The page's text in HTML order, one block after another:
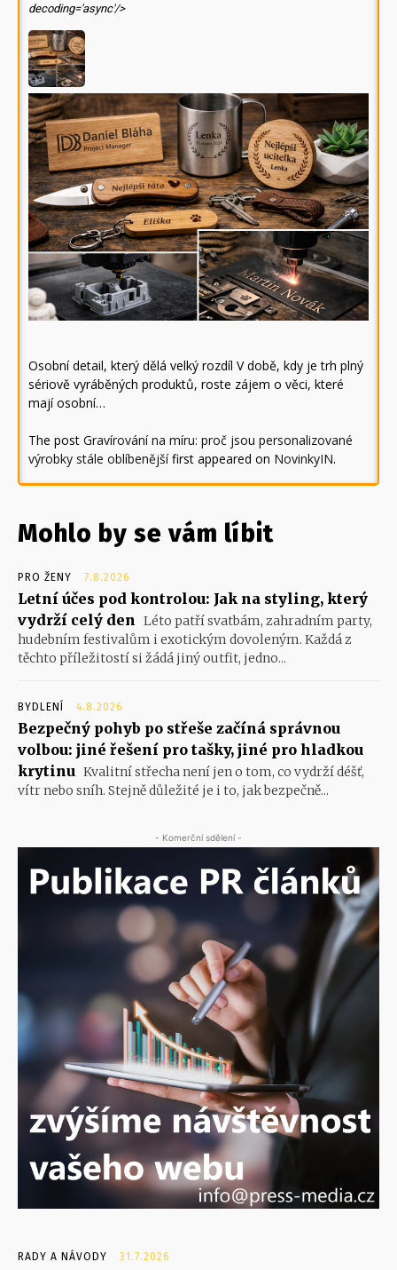
decoding='async'/>
Osobní detail, který dělá velký rozdíl V době, kdy je trh plný
sériově vyráběných produktů, roste zájem o věci, které
mají osobní…
The post Gravírování na míru: proč jsou personalizované
výrobky stále oblíbenějšífirst appeared on NovinkyIN.
Mohlo by se vám líbit
PRO ŽENY 7.8.2026
Letní účes pod kontrolou: Jak na styling, který
vydrží celý den
Léto patří svatbám, zahradním party,
hudebním festivalům i exotickým dovoleným. Každá z
těchto příležitostí si žádá jiný outfit, jedno...
BYDLENÍ 4.8.2026
Bezpečný pohyb po střeše začíná správnou
volbou: jiné řešení pro tašky, jiné pro hladkou
krytinu Kvalitní střecha není jen o tom, co vydrží déšť,
vítr nebo sníh. Stejně důležité je i to, jak bezpečně...
- Komerční sdělení -
RADY A NÁVODY 31.7.2026